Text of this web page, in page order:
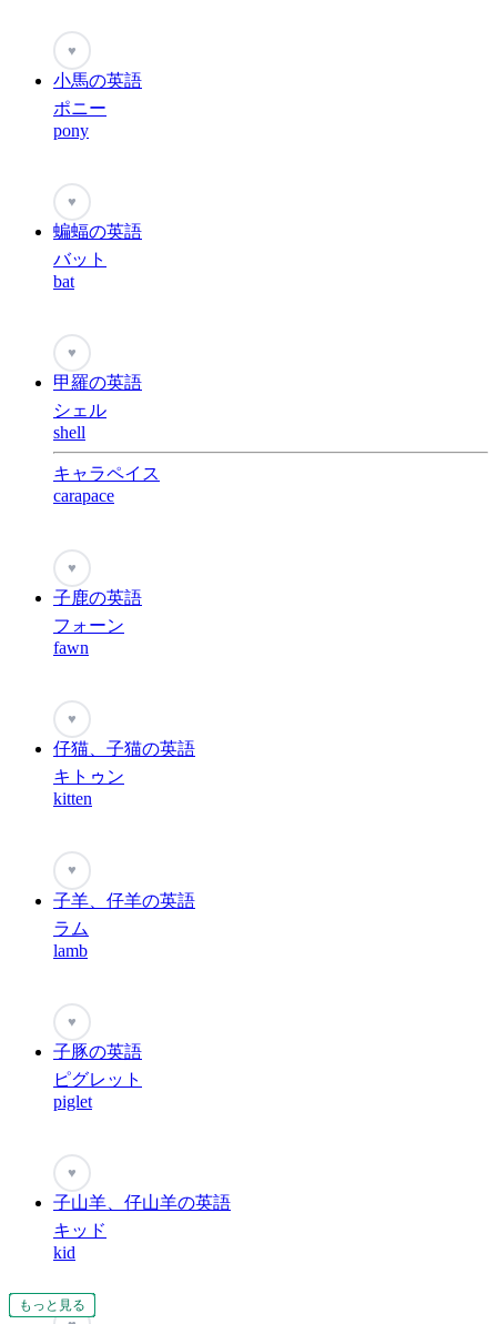
もっと見る
もっと見る
もっと見る
もっと見る
もっと見る
もっと見る
もっと見る
もっと見る
もっと見る
もっと見る
もっと見る
もっと見る
もっと見る
もっと見る
もっと見る
もっと見る
もっと見る
もっと見る
もっと見る
もっと見る
もっと見る
もっと見る
もっと見る
もっと見る
もっと見る
♥
小馬の英語
ポニー
pony
♥
蝙蝠の英語
バット
bat
♥
甲羅の英語
シェル
shell
キャラペイス
carapace
♥
子鹿の英語
フォーン
fawn
♥
仔猫、子猫の英語
キトゥン
kitten
♥
子羊、仔羊の英語
ラム
lamb
♥
子豚の英語
ピグレット
piglet
♥
子山羊、仔山羊の英語
キッド
kid
もっと見る
もっと見る
もっと見る
もっと見る
もっと見る
もっと見る
もっと見る
もっと見る
もっと見る
もっと見る
もっと見る
もっと見る
もっと見る
もっと見る
もっと見る
もっと見る
もっと見る
もっと見る
もっと見る
もっと見る
もっと見る
もっと見る
もっと見る
もっと見る
もっと見る
もっと見る